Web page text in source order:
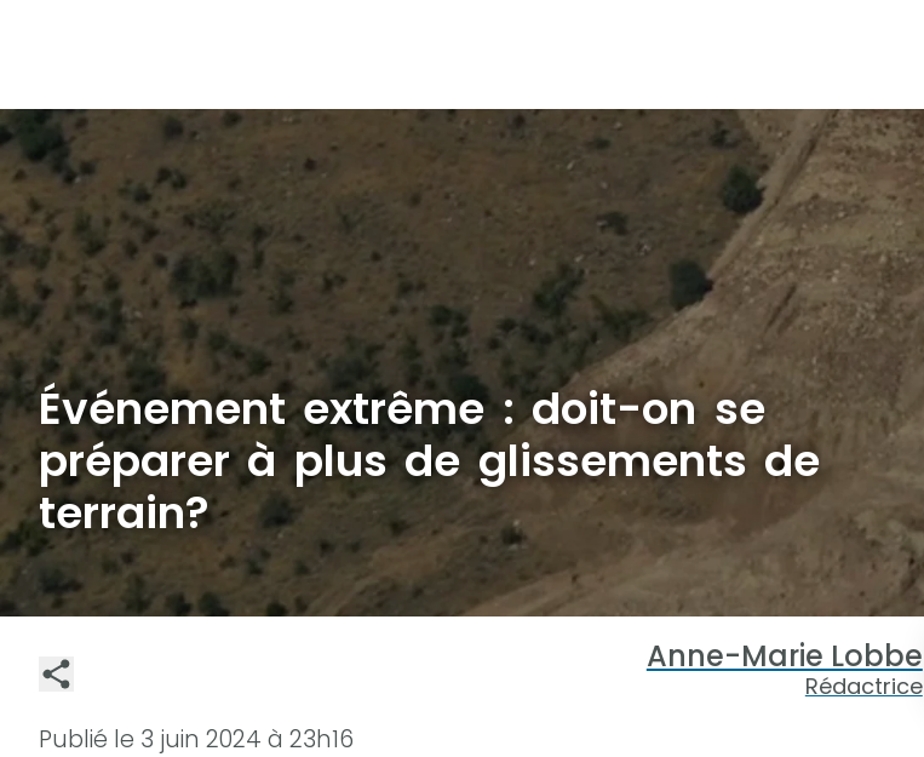
Événement extrême : doit-on se
préparer à plus de glissements de
terrain?
Anne-Marie Lobbe
Rédactrice
Publié le 3 juin 2024 à 23h16